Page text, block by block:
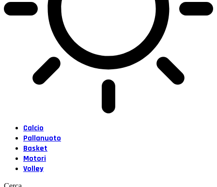
Calcio
Pallanuoto
Basket
Motori
Volley